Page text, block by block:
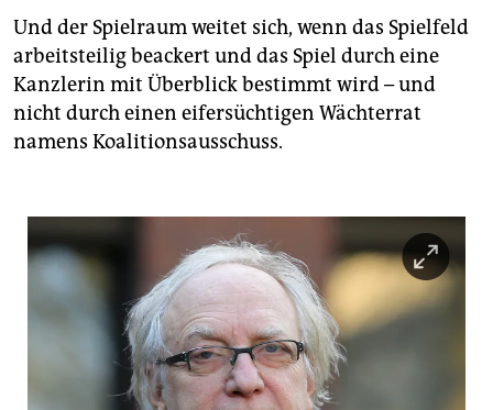
Und der Spielraum weitet sich, wenn das Spielfeld
arbeitsteilig beackert und das Spiel durch eine
Kanzlerin mit Überblick bestimmt wird – und
nicht durch einen eifersüchtigen Wächterrat
namens Koalitionsausschuss.